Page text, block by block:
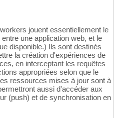
jouent essentiellement le
une application web, et le
disponible.) Ils sont destinés
la création d'expériences de
en interceptant les requêtes
appropriées selon que le
ressources mises à jour sont à
aussi d'accéder aux
(push) et de synchronisation en